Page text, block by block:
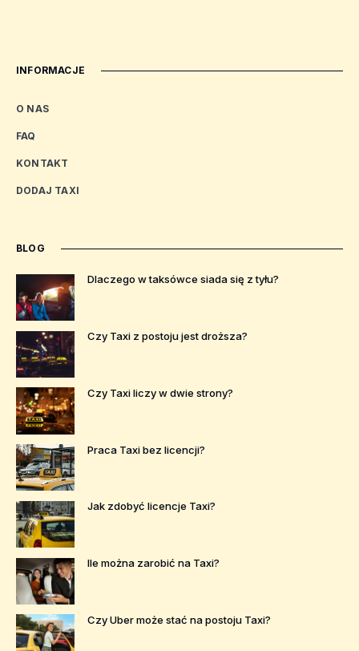
INFORMACJE
O NAS
FAQ
KONTAKT
DODAJ TAXI
BLOG
Dlaczego w taksówce siada się z tyłu?
Czy Taxi z postoju jest droższa?
Czy Taxi liczy w dwie strony?
Praca Taxi bez licencji?
Jak zdobyć licencje Taxi?
Ile można zarobić na Taxi?
Czy Uber może stać na postoju Taxi?